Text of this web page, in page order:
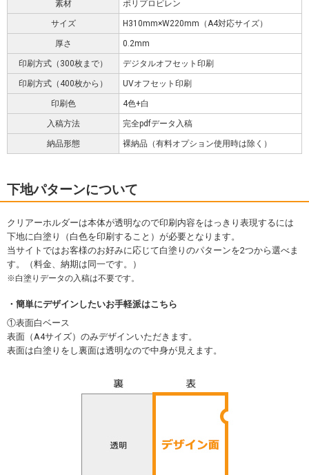
素材 ポリプロピレン
サイズ H310mm×W220mm（A4対応サイズ）
厚さ 0.2mm
印刷方式（300枚まで） デジタルオフセット印刷
印刷方式（400枚から） UVオフセット印刷
印刷色 4色+白
入稿方法 完全pdfデータ入稿
納品形態 裸納品（有料オプション使用時は除く）
下地パターンについて
クリアーホルダーは本体が透明なので印刷内容をはっきり表現するには
下地に白塗り（白色を印刷すること）が必要となります。
当サイトではお客様のお好みに応じて白塗りのパターンを2つから選べま
す。（料金、納期は同一です。）
白塗りデータの入稿は不要です。
簡単にデザインしたいお手軽派はこちら
①表面白ベース
表面（A4サイズ）のみデザインいただきます。
表面は白塗りをし裏面は透明なので中身が見えます。